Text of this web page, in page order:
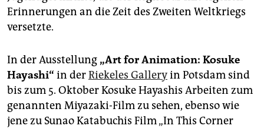
Erinnerungen an die Zeit des Zweiten Weltkriegs
versetzte.
In der Ausstellung „Art for Animation: Kosuke
Hayashi“ in derRiekeles Galleryin Potsdam sind
bis zum 5. Oktober Kosuke Hayashis Arbeiten zum
genannten Miyazaki-Film zu sehen, ebenso wie
jene zu Sunao Katabuchis Film „In This Corner